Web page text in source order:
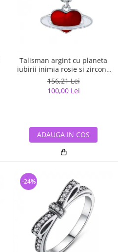
Talisman argint cu planeta
iubirii inimia rosie si zirconii
albe
156,21 Lei
100,00 Lei
ADAUGA IN COS
-24%